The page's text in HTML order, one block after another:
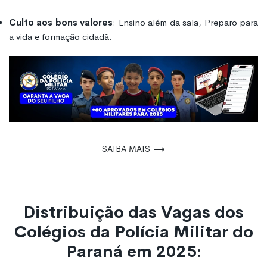
Culto aos bons valores: Ensino além da sala, Preparo para
a vida e formação cidadã.
Saiba mais
Distribuição das Vagas dos
Colégios da Polícia Militar do
Paraná em 2025: